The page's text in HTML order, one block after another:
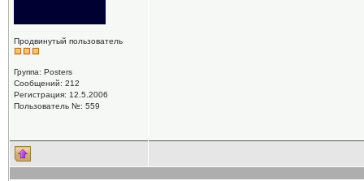
Продвинутый пользователь
Группа: Posters
Сообщений: 212
Регистрация: 12.5.2006
Пользователь №: 559